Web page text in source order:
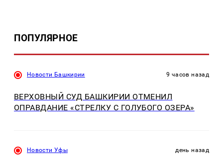
ПОПУЛЯРНОЕ
Новости Башкирии 9 часов назад
ВЕРХОВНЫЙ СУД БАШКИРИИ ОТМЕНИЛ
ОПРАВДАНИЕ «СТРЕЛКУ С ГОЛУБОГО ОЗЕРА»
Новости Уфы день назад